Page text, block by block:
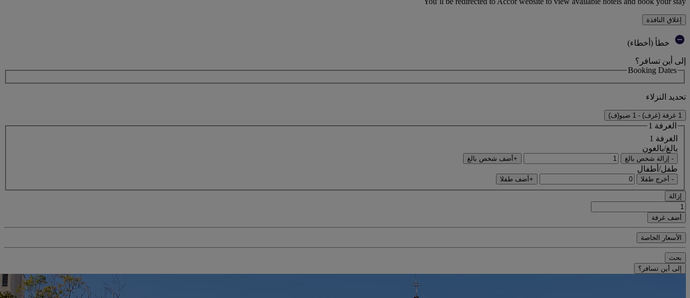
إغلاق النافذة
خطأ (أخطاء)
إلى أين تسافر؟
Booking Dates
تحديد النزلاء
1 غرفة (غرف) - 1 ضيو(ف)
الغرفة 1
الغرفة 1
بالغ/بالغون
- إزالة شخص بالغ +أضف شخص بالغ
طفل/أطفال
- أخرج طفلا +أضف طفلا
إزالة
أضف غرفة
الأسعار الخاصة
بحث
إلى أين تسافر؟